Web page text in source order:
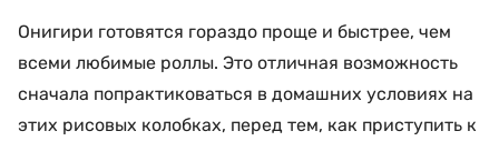
Онигири готовятся гораздо проще и быстрее, чем
всеми любимые роллы. Это отличная возможность
сначала попрактиковаться в домашних условиях на
этих рисовых колобках, перед тем, как приступить к